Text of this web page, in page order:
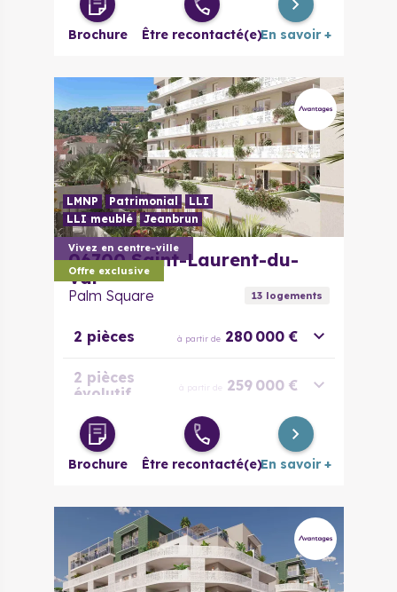
Brochure Être recontacté(e)En savoir +
Vivez en centre-ville
Offre exclusive
LMNP Patrimonial
LLI
LLI meublé
Jeanbrun
06700 Saint-Laurent-du-
Var
Palm Square 13logements
2 pièces à partir de 280 000 €
2 pièces
évolutif
à partir de 259 000 €
3 pièces à partir de 379 000 €
Brochure Être recontacté(e)En savoir +